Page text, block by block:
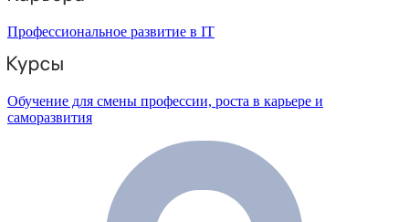
Профессиональное развитие в IT
Обучение для смены профессии, роста в карьере и
саморазвития